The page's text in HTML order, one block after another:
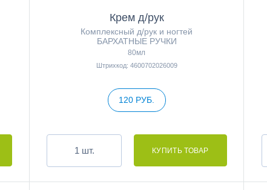
Крем д/рук
Комплексный д/рук и ногтей
БАРХАТНЫЕ РУЧКИ
80мл
Штрихкод: 4600702026009
120 РУБ.
шт.